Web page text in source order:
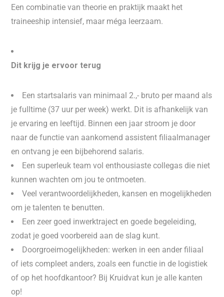
Een combinatie van theorie en praktijk maakt het
traineeship intensief, maar méga leerzaam.
Dit krijg je ervoor terug
Een startsalaris van minimaal 2.,- bruto per maand als
je fulltime (37 uur per week) werkt. Dit is afhankelijk van
je ervaring en leeftijd. Binnen een jaar stroom je door
naar de functie van aankomend assistent filiaalmanager
en ontvang je een bijbehorend salaris.
Een superleuk team vol enthousiaste collegas die niet
kunnen wachten om jou te ontmoeten.
Veel verantwoordelijkheden, kansen en mogelijkheden
om je talenten te benutten.
Een zeer goed inwerktraject en goede begeleiding,
zodat je goed voorbereid aan de slag kunt.
Doorgroeimogelijkheden: werken in een ander filiaal
of iets compleet anders, zoals een functie in de logistiek
of op het hoofdkantoor? Bij Kruidvat kun je alle kanten
op!